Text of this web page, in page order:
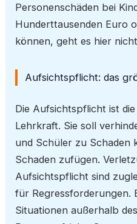
Personenschäden bei
Hunderttausenden Euro
können, geht es hier
Aufsichtspflicht: das
Die Aufsichtspflicht ist
Lehrkraft. Sie soll
und Schüler zu Schaden
Schaden zufügen.
Aufsichtspflicht sind
für Regressforderungen.
Situationen außerhalb